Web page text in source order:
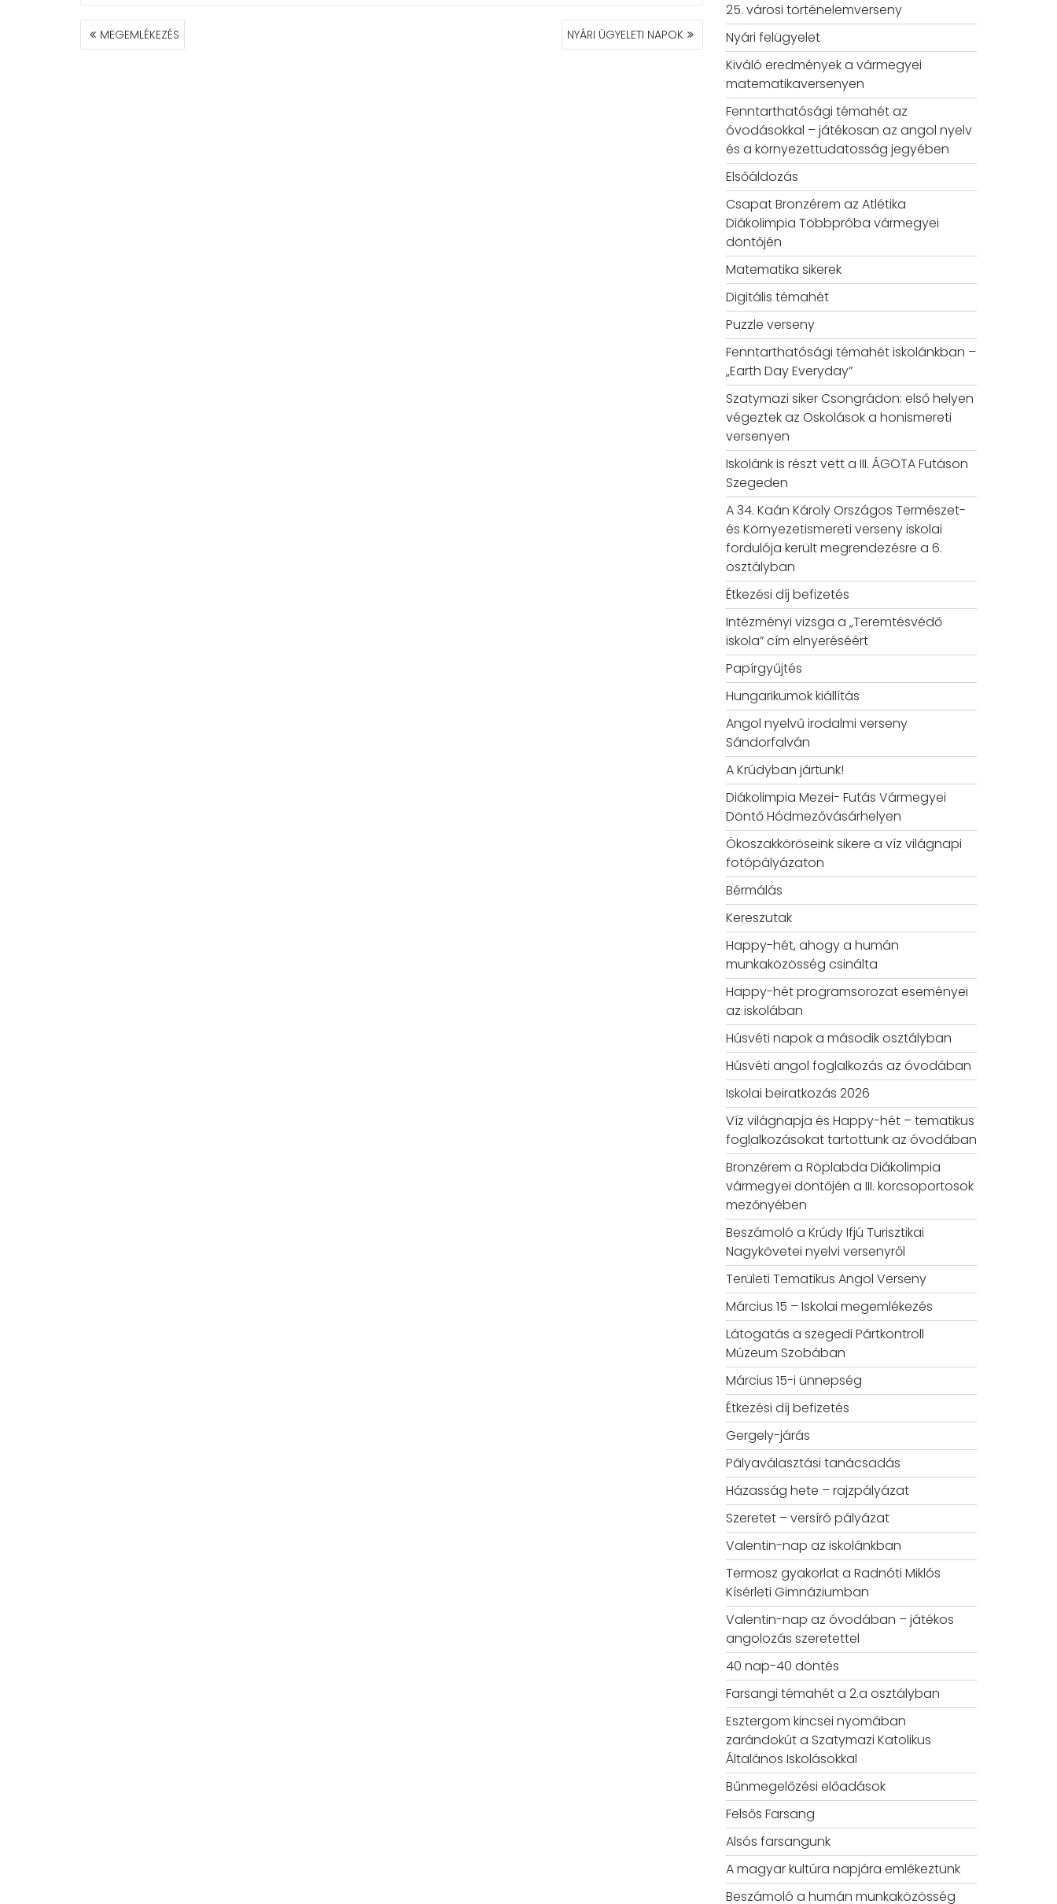
BEJEGYZÉS
NAVIGÁCIÓ
MEGEMLÉKEZÉS NYÁRI ÜGYELETI NAPOK
25. városi történelemverseny
Nyári felügyelet
Kiváló eredmények a vármegyei
matematikaversenyen
Fenntarthatósági témahét az
óvodásokkal – játékosan az angol nyelv
és a környezettudatosság jegyében
Elsőáldozás
Csapat Bronzérem az Atlétika
Diákolimpia Többpróba vármegyei
döntőjén
Matematika sikerek
Digitális témahét
Puzzle verseny
Fenntarthatósági témahét iskolánkban –
„Earth Day Everyday”
Szatymazi siker Csongrádon: első helyen
végeztek az Oskolások a honismereti
versenyen
Iskolánk is részt vett a III. ÁGOTA Futáson
Szegeden
A 34. Kaán Károly Országos Természet-
és Környezetismereti verseny iskolai
fordulója került megrendezésre a 6.
osztályban
Étkezési díj befizetés
Intézményi vizsga a „Teremtésvédő
iskola” cím elnyeréséért
Papírgyűjtés
Hungarikumok kiállítás
Angol nyelvű irodalmi verseny
Sándorfalván
A Krúdyban jártunk!
Diákolimpia Mezei- Futás Vármegyei
Döntő Hódmezővásárhelyen
Ökoszakköröseink sikere a víz világnapi
fotópályázaton
Bérmálás
Kereszutak
Happy-hét, ahogy a humán
munkaközösség csinálta
Happy-hét programsorozat eseményei
az iskolában
Húsvéti napok a második osztályban
Húsvéti angol foglalkozás az óvodában
Iskolai beiratkozás 2026
Víz világnapja és Happy-hét – tematikus
foglalkozásokat tartottunk az óvodában
Bronzérem a Röplabda Diákolimpia
vármegyei döntőjén a III. korcsoportosok
mezőnyében
Beszámoló a Krúdy Ifjú Turisztikai
Nagykövetei nyelvi versenyről
Területi Tematikus Angol Verseny
Március 15 – Iskolai megemlékezés
Látogatás a szegedi Pártkontroll
Múzeum Szobában
Március 15-i ünnepség
Étkezési díj befizetés
Gergely-járás
Pályaválasztási tanácsadás
Házasság hete – rajzpályázat
Szeretet – versíró pályázat
Valentin-nap az iskolánkban
Termosz gyakorlat a Radnóti Miklós
Kísérleti Gimnáziumban
Valentin-nap az óvodában – játékos
angolozás szeretettel
40 nap-40 döntés
Farsangi témahét a 2.a osztályban
Esztergom kincsei nyomában
zarándokút a Szatymazi Katolikus
Általános Iskolásokkal
Bűnmegelőzési előadások
Felsős Farsang
Alsós farsangunk
A magyar kultúra napjára emlékeztünk
Beszámoló a humán munkaközösség